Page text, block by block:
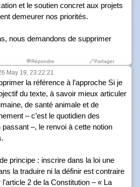
et le soutien concret aux projets
demeurer nos priorités.
nous demandons de supprimer
💬Répondre 🔗Partager
May 19, 23:22:21
la référence à l’approche Si je
du texte, à savoir mieux articuler
de santé animale et de
– c’est le quotidien des
–, le renvoi à cette notion
principe : inscrire dans la loi une
la traduire ni la définir est contraire
2 de la Constitution – « La